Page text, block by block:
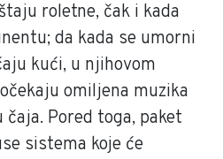
roletne, čak i kada
da kada se umorni
kući, u njihovom
omiljena muzika
Pored toga, paket
sistema koje će